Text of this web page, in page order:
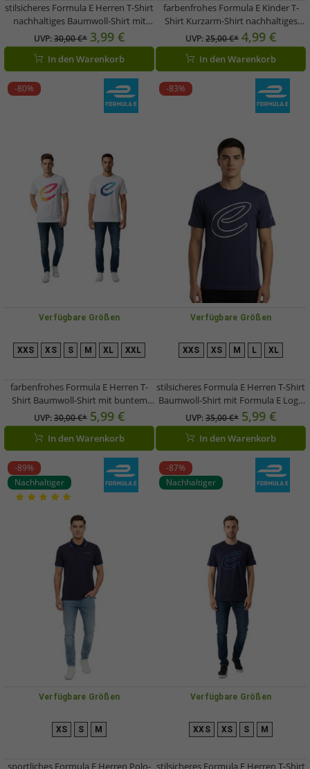
stilsicheres Formula E Herren T-Shirt
nachhaltiges Baumwoll-Shirt mit
Formula E Logo Sommer-Shirt
Motorsport 701223608 Blau oder
Dunkelblau
UVP:30,00 €* 3,99 €
In den Warenkorb
farbenfrohes Formula E Kinder T-
Shirt Kurzarm-Shirt nachhaltiges
Baumwoll-Shirt mit Formula E Logo
701223593 Weiß/Blau oder
Weiß/Pink/Gelb
UVP:25,00 €* 4,99 €
In den Warenkorb
-80%
Verfügbare Größen
XXS XS S M XL XXL
farbenfrohes Formula E Herren T-
Shirt Baumwoll-Shirt mit buntem
Formula E Logo Sommer-Shirt
701223579 Weiß/Blau oder
Weiß/Pink/Gelb
UVP:30,00 €* 5,99 €
In den Warenkorb
-83%
Verfügbare Größen
XXS XS M L XL
stilsicheres Formula E Herren T-Shirt
Baumwoll-Shirt mit Formula E Logo
Sommer-Shirt Motorsport
701223589 001 Navy-Blau
UVP:35,00 €* 5,99 €
In den Warenkorb
-89%
Nachhaltiger
Verfügbare Größen
XS S M
sportliches Formula E Herren Polo-
-87%
Nachhaltiger
Verfügbare Größen
XXS XS S M
stilsicheres Formula E Herren T-Shirt